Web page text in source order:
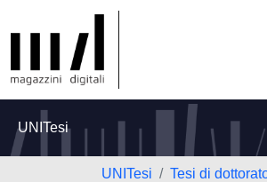
UNITesi
UNITesi Tesi di